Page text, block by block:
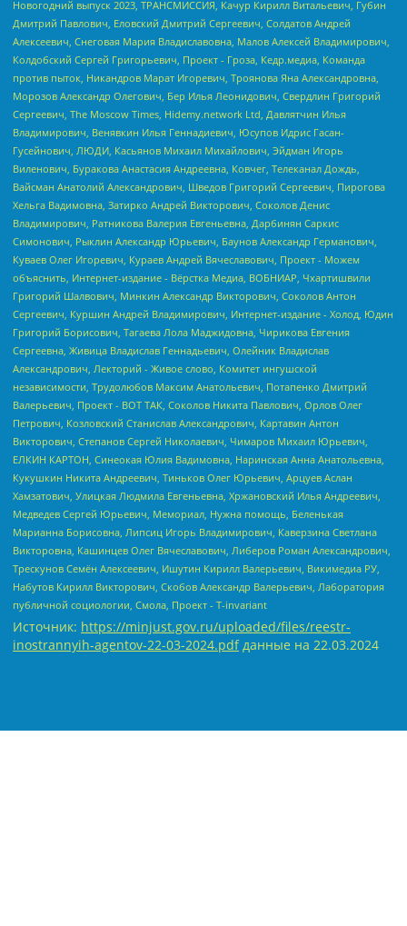
Источник: https://minjust.gov.ru/uploaded/files/reestr-
inostrannyih-agentov-22-03-2024.pdfданные на 22.03.2024